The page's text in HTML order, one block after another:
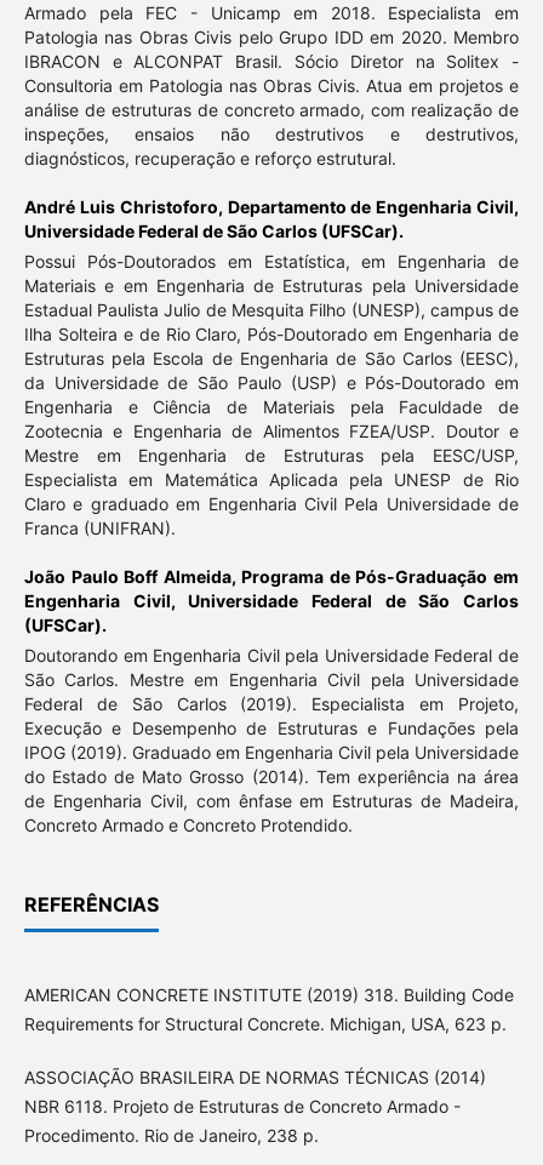
Armado pela FEC - Unicamp em 2018. Especialista em
Patologia nas Obras Civis pelo Grupo IDD em 2020. Membro
IBRACON e ALCONPAT Brasil. Sócio Diretor na Solitex -
Consultoria em Patologia nas Obras Civis. Atua em projetos e
análise de estruturas de concreto armado, com realização de
inspeções, ensaios não destrutivos e destrutivos,
diagnósticos, recuperação e reforço estrutural.
André Luis Christoforo, Departamento de Engenharia Civil,
Universidade Federal de São Carlos (UFSCar).
Possui Pós-Doutorados em Estatística, em Engenharia de
Materiais e em Engenharia de Estruturas pela Universidade
Estadual Paulista Julio de Mesquita Filho (UNESP), campus de
Ilha Solteira e de Rio Claro, Pós-Doutorado em Engenharia de
Estruturas pela Escola de Engenharia de São Carlos (EESC),
da Universidade de São Paulo (USP) e Pós-Doutorado em
Engenharia e Ciência de Materiais pela Faculdade de
Zootecnia e Engenharia de Alimentos FZEA/USP. Doutor e
Mestre em Engenharia de Estruturas pela EESC/USP,
Especialista em Matemática Aplicada pela UNESP de Rio
Claro e graduado em Engenharia Civil Pela Universidade de
Franca (UNIFRAN).
João Paulo Boff Almeida,Programa de Pós-Graduação em
Engenharia Civil, Universidade Federal de São Carlos
(UFSCar).
Doutorando em Engenharia Civil pela Universidade Federal de
São Carlos. Mestre em Engenharia Civil pela Universidade
Federal de São Carlos (2019). Especialista em Projeto,
Execução e Desempenho de Estruturas e Fundações pela
IPOG (2019). Graduado em Engenharia Civil pela Universidade
do Estado de Mato Grosso (2014). Tem experiência na área
de Engenharia Civil, com ênfase em Estruturas de Madeira,
Concreto Armado e Concreto Protendido.
REFERÊNCIAS
AMERICAN CONCRETE INSTITUTE (2019) 318. Building Code
Requirements for Structural Concrete. Michigan, USA, 623 p.
ASSOCIAÇÃO BRASILEIRA DE NORMAS TÉCNICAS (2014)
NBR 6118. Projeto de Estruturas de Concreto Armado -
Procedimento. Rio de Janeiro, 238 p.